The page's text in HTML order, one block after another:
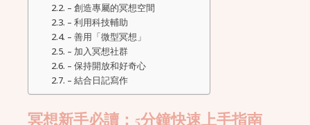
– 創造專屬的冥想空間
– 利用科技輔助
– 善用「微型冥想」
– 加入冥想社群
– 保持開放和好奇心
– 結合日記寫作
冥想新手必讀：5分鐘快速上手指南